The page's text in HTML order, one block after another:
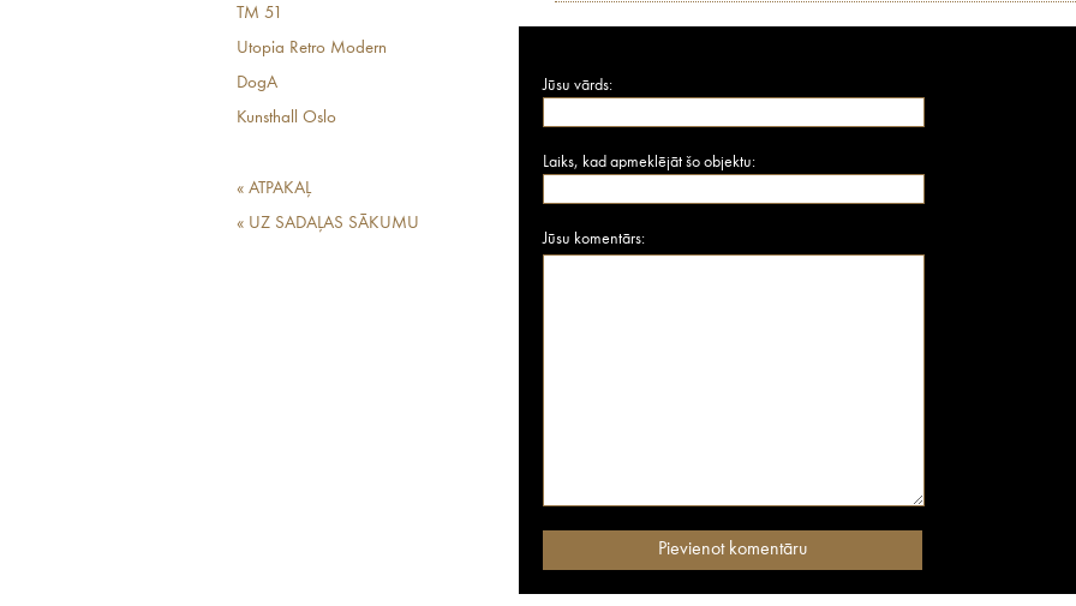
TM 51
Utopia Retro Modern
DogA
Kunsthall Oslo
« ATPAKAĻ
« UZ SADAĻAS SĀKUMU
Jūsu vārds:
Laiks, kad apmeklējāt šo objektu:
Jūsu komentārs: